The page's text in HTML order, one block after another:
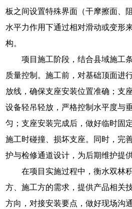
板之间设置特殊界面（干摩擦面、
水平力作用下通过相对滑动或变形
构。
项目施工阶段，结合县域施工
质量控制。施工前，对基础顶面进
放线，确保支座安装位置准确；支
设备轻吊轻放，严格控制水平度与
匀；支座安装完成后，做好临时固
施工时碰撞、损坏支座。同时，完
护与检修通道设计，为后期维护提供
在项目实施过程中，衡水双林
方、施工方的需求，提供产品相关
方向，对接安装要点，做好现场沟